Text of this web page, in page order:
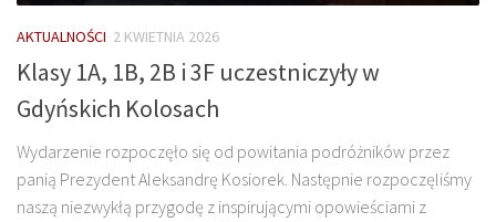
AKTUALNOŚCI 2 KWIETNIA 2026
Klasy 1A, 1B, 2B i 3F uczestniczyły w
Gdyńskich Kolosach
Wydarzenie rozpoczęło się od powitania podróżników przez
panią Prezydent Aleksandrę Kosiorek. Następnie rozpoczęliśmy
naszą niezwykłą przygodę z inspirującymi opowieściami z